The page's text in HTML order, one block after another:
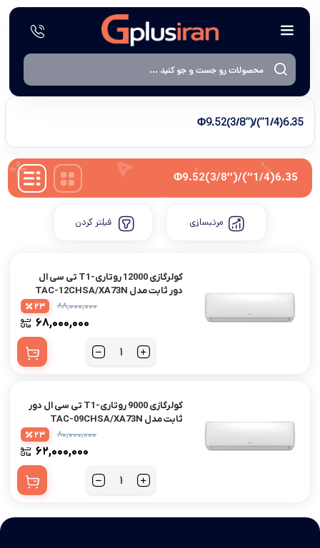
6.35(1/4’’)/Φ9.52(3/8’’)
6.35(1/4’’)/Φ9.52(3/8’’)
مرتبسازی فیلتر کردن
کولرگازی 12000 روتاری-T1 تی سی ال
دور ثابت مدل TAC-12CHSA/XA73N
۸۸,۰۰۰,۰۰۰
۶۸,۰۰۰,۰۰۰
23
کولرگازی 9000 روتاری-T1 تی سی ال دور
ثابت مدل TAC-09CHSA/XA73N
۸۰,۰۰۰,۰۰۰
۶۲,۰۰۰,۰۰۰
23